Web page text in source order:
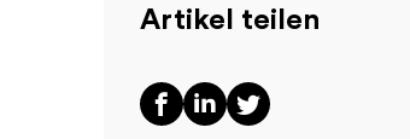
Artikel teilen